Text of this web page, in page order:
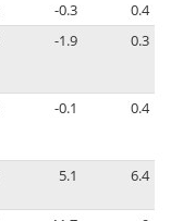
-0.3
0.4
-1.9 0.3
-0.1 0.4
5.1 6.4